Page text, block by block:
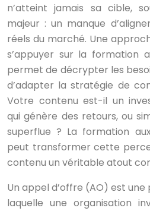
n’atteint jamais sa cible,
majeur : un manque
réels du marché. Une
s’appuyer sur la formation
permet de décrypter les
d’adapter la stratégie de
Votre contenu est-il un
qui génère des retours, ou
superflue ? La formation
peut transformer cette
contenu un véritable atout
Un appel d’offre (AO) est
laquelle une organisation